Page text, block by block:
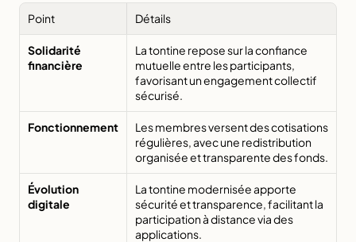
Point Détails
Solidarité
financière
La tontine repose sur la confiance
mutuelle entre les participants,
favorisant un engagement collectif
sécurisé.
Fonctionnement
Les membres versent des cotisations
régulières, avec une redistribution
organisée et transparente des fonds.
Évolution
digitale
La tontine modernisée apporte
sécurité et transparence, facilitant la
participation à distance via des
applications.